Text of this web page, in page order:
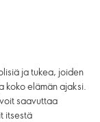
ja tukea, joiden
koko elämän ajaksi.
saavuttaa
itsestä